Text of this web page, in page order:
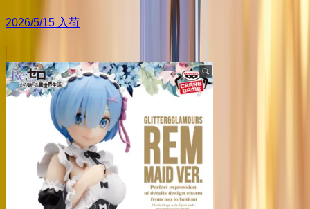
2026/5/15 入荷